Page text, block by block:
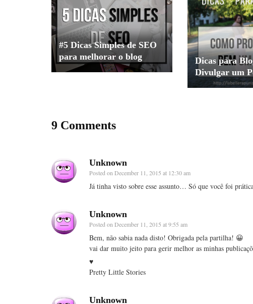
#5 Dicas Simples de SEO
para melhorar o blog
Dicas para
Divulgar um
9 Comments
Unknown
Posted on December 11, 2015 at 12:30 am
Já tinha visto sobre esse assunto… Só que você foi
Unknown
Posted on December 11, 2015 at 9:55 am
Bem, não sabia nada disto! Obrigada pela partilha! 😀
vai dar muito jeito para gerir melhor as minhas
♥
Pretty Little Stories
Unknown